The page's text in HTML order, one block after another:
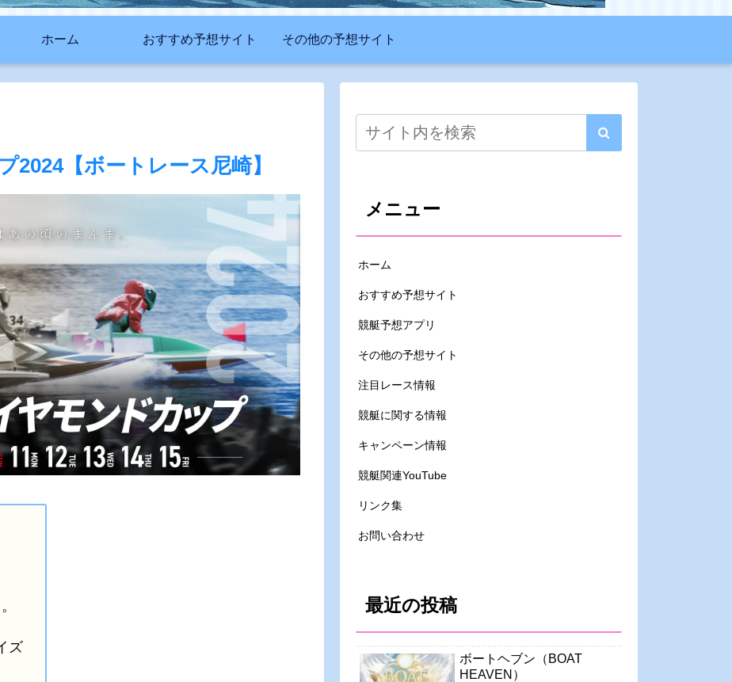
ホーム おすすめ予想サイト その他の予想サイト
2024【ボートレース尼崎】
ズ
メニュー
ホーム
おすすめ予想サイト
競艇予想アプリ
その他の予想サイト
注目レース情報
競艇に関する情報
キャンペーン情報
競艇関連YouTube
リンク集
お問い合わせ
最近の投稿
ボートヘブン（BOAT
HEAVEN）